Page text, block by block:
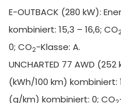
E-OUTBACK (280 kW):
kombiniert: 15,3 – 16,6; CO
0; CO2-Klasse: A.
UNCHARTED 77 AWD
(kWh/100 km) kombiniert:
(g/km) kombiniert: 0; CO